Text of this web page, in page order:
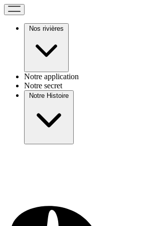
Nos rivières
Notre application
Notre secret
Notre Histoire